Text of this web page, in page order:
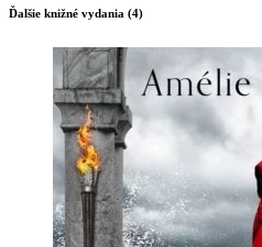
Ďalšie knižné vydania (4)